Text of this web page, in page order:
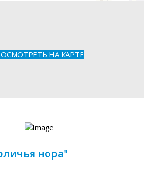
НА КАРТЕ
нора"